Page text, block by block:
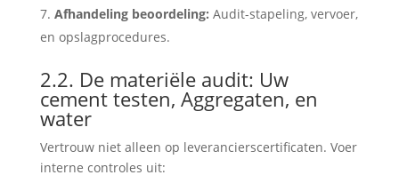
Afhandeling beoordeling: Audit-stapeling, vervoer,
en opslagprocedures.
2.2. De materiële audit: Uw
cement testen, Aggregaten, en
water
Vertrouw niet alleen op leverancierscertificaten. Voer
interne controles uit: